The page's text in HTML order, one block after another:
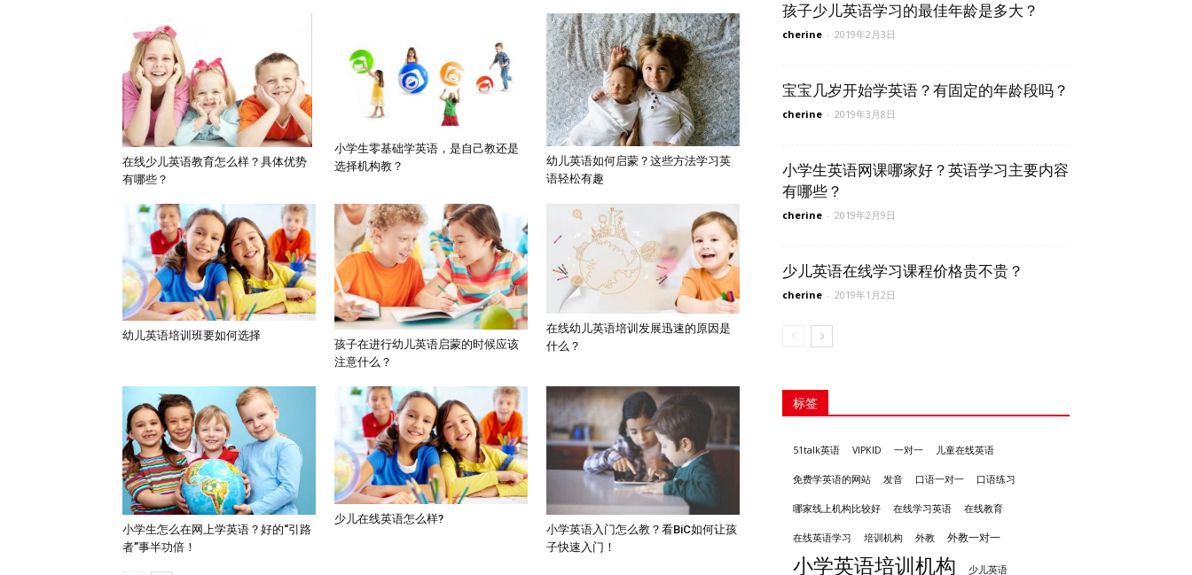
在线少儿英语教育怎么样？具体优势
有哪些？
小学生零基础学英语，是自己教还是
选择机构教？
幼儿英语如何启蒙？这些方法学习英
语轻松有趣
幼儿英语培训班要如何选择
孩子在进行幼儿英语启蒙的时候应该
注意什么？
在线幼儿英语培训发展迅速的原因是
什么？
小学生怎么在网上学英语？好的“引路
者”事半功倍！
少儿在线英语怎么样?
小学英语入门怎么教？看BiC如何让孩
子快速入门！
孩子少儿英语学习的最佳年龄是多大？
cherine - 2019年2月3日
宝宝几岁开始学英语？有固定的年龄段吗？
cherine - 2019年3月8日
小学生英语网课哪家好？英语学习主要内容
有哪些？
cherine - 2019年2月9日
少儿英语在线学习课程价格贵不贵？
cherine - 2019年1月2日
标签
51talk英语 VIPKID 一对一 儿童在线英语
免费学英语的网站 发音 口语一对一 口语练习
哪家线上机构比较好 在线学习英语 在线教育
在线英语学习 培训机构 外教 外教一对一
小学英语培训机构 少儿英语